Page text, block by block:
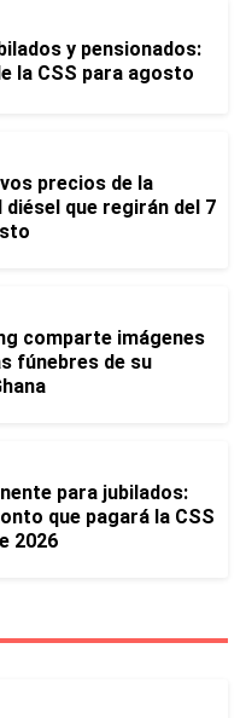
y pensionados:
la CSS para agosto
precios de la
diésel que regirán del 7
comparte imágenes
fúnebres de su
para jubilados:
que pagará la CSS
2026